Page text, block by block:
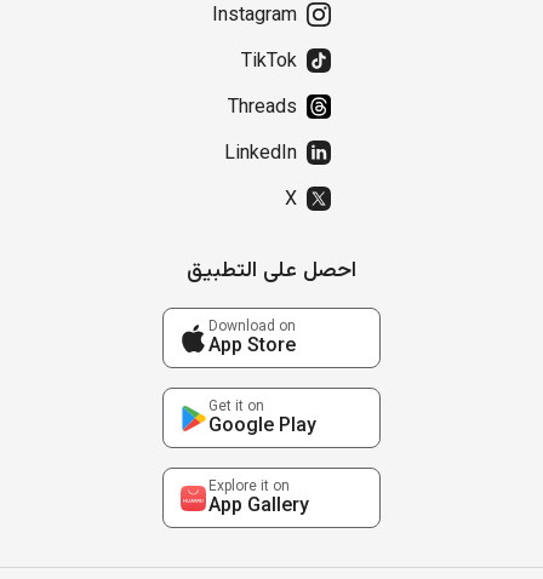
Instagram
TikTok
Threads
LinkedIn
X
احصل على التطبيق
Download on
App Store
Get it on
Google Play
Explore it on
App Gallery